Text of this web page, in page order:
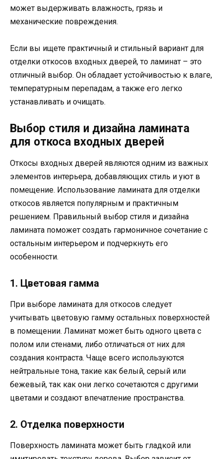
может выдерживать влажность, грязь и
механические повреждения.
Если вы ищете практичный и стильный вариант для
отделки откосов входных дверей, то ламинат – это
отличный выбор. Он обладает устойчивостью к влаге,
температурным перепадам, а также его легко
устанавливать и очищать.
Выбор стиля и дизайна ламината
для откоса входных дверей
Откосы входных дверей являются одним из важных
элементов интерьера, добавляющих стиль и уют в
помещение. Использование ламината для отделки
откосов является популярным и практичным
решением. Правильный выбор стиля и дизайна
ламината поможет создать гармоничное сочетание с
остальным интерьером и подчеркнуть его
особенности.
1. Цветовая гамма
При выборе ламината для откосов следует
учитывать цветовую гамму остальных поверхностей
в помещении. Ламинат может быть одного цвета с
полом или стенами, либо отличаться от них для
создания контраста. Чаще всего используются
нейтральные тона, такие как белый, серый или
бежевый, так как они легко сочетаются с другими
цветами и создают впечатление пространства.
2. Отделка поверхности
Поверхность ламината может быть гладкой или